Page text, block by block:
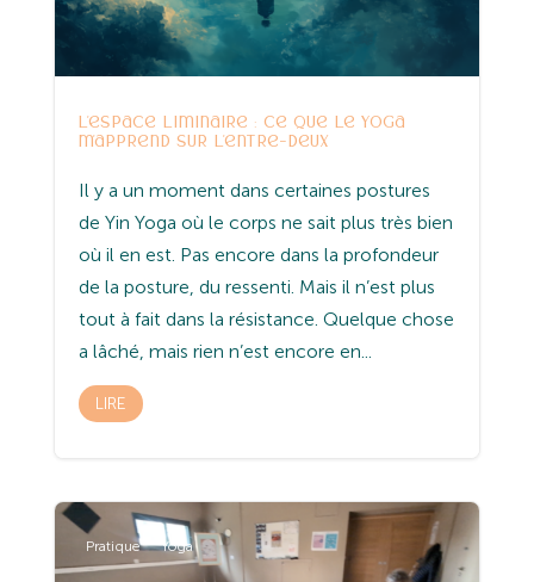
L’espace liminaire : ce que le yoga
m’apprend sur l’entre-deux
Il y a un moment dans certaines postures
de Yin Yoga où le corps ne sait plus très bien
où il en est. Pas encore dans la profondeur
de la posture, du ressenti. Mais il n’est plus
tout à fait dans la résistance. Quelque chose
a lâché, mais rien n’est encore en...
LIRE
Pratique Yoga